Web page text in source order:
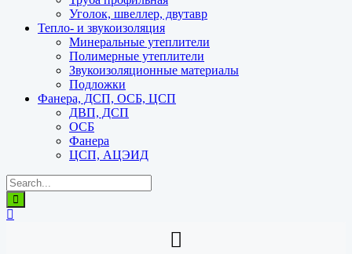
Уголок, швеллер, двутавр
Тепло- и звукоизоляция
Минеральные утеплители
Полимерные утеплители
Звукоизоляционные материалы
Подложки
Фанера, ДСП, ОСБ, ЦСП
ДВП, ДСП
ОСБ
Фанера
ЦСП, АЦЭИД